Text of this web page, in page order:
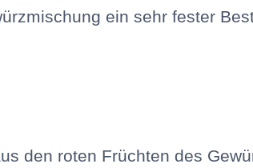
ein sehr fester
den roten Früchten des